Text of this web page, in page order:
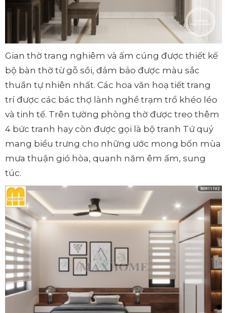
Gian thờ trang nghiêm và ấm cúng được thiết kế
bộ bàn thờ từ gỗ sồi, đảm bảo được màu sắc
thuần tự nhiên nhất. Các hoa văn hoạ tiết trang
trí được các bác thợ lành nghề trạm trổ khéo léo
và tinh tế. Trên tường phòng thờ được treo thêm
4 bức tranh hay còn được gọi là bộ tranh Tứ quý
mang biểu trưng cho những ước mong bốn mùa
mưa thuận gió hòa, quanh năm êm ấm, sung
túc.